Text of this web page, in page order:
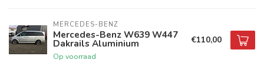
MERCEDES-BENZ
Mercedes-Benz W639 W447
Dakrails Aluminium
Op voorraad
€110,00